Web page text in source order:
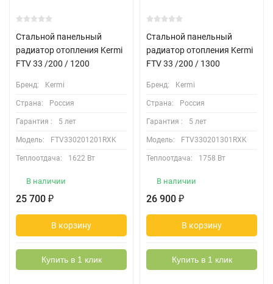
Стальной панельный
радиатор отопления Kermi
FTV 33 /200 / 1200
Бренд: Kermi
Страна: Россия
Гарантия : 5 лет
Модель: FTV330201201RXK
Теплоотдача: 1622 Вт
В наличии
25 700 ₽
В корзину
Купить в 1 клик
Стальной панельный
радиатор отопления Kermi
FTV 33 /200 / 1300
Бренд: Kermi
Страна: Россия
Гарантия : 5 лет
Модель: FTV330201301RXK
Теплоотдача: 1758 Вт
В наличии
26 900 ₽
В корзину
Купить в 1 клик